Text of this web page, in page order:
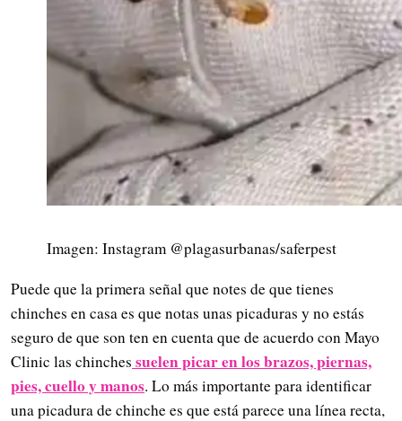
Imagen: Instagram @plagasurbanas/saferpest
Puede que la primera señal que notes de que tienes
chinches en casa es que notas unas picaduras y no estás
seguro de que son ten en cuenta que de acuerdo con Mayo
Clinic las chinches suelen picar en los brazos, piernas,
pies, cuello y manos. Lo más importante para identificar
una picadura de chinche es que está parece una línea recta,